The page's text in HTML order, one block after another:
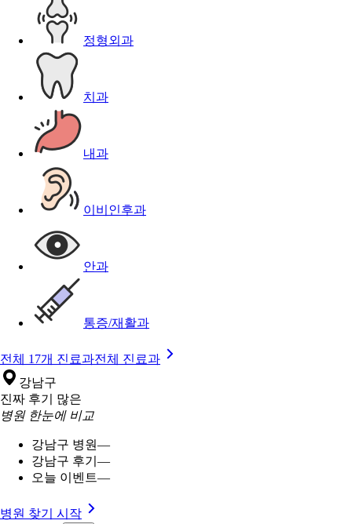
정형외과
치과
내과
이비인후과
안과
통증/재활과
전체 17개 진료과전체 진료과
강남구
진짜 후기 많은
병원 한눈에 비교
강남구 병원—
강남구 후기 —
오늘 이벤트—
병원 찾기 시작